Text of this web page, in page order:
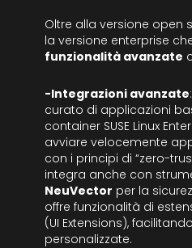
Oltre alla versione open
la versione enterprise
funzionalità avanzate
-Integrazioni avanzate
curato di applicazioni
container SUSE Linux
avviare velocemente
con i principi di “zero-
integra anche con
NeuVector per la
offre funzionalità di
(UI Extensions),
personalizzate.